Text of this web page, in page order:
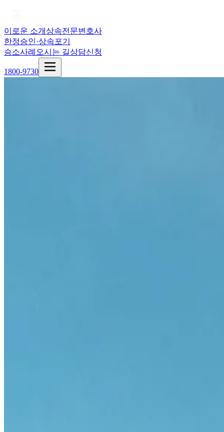
이로운 소개상속전문변호사
한정승인·상속포기
승소사례 오시는 길상담신청
1800-9730